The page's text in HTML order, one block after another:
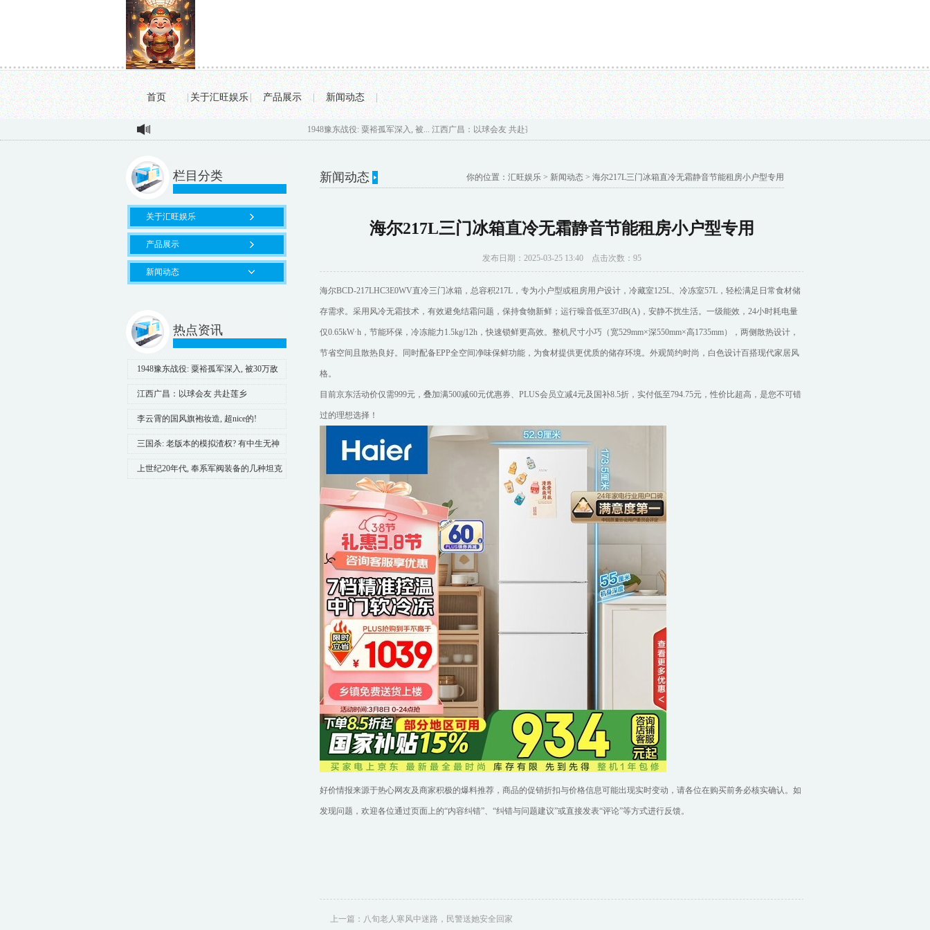
首页 | 关于汇旺娱乐| 产品展示 | 新闻动态 |
1948豫东战役: 粟裕孤军深入, 被... 江西广昌：以球会友 共赴莲乡...
栏目分类
关于汇旺娱乐
产品展示
新闻动态
热点资讯
1948豫东战役: 粟裕孤军深入, 被30万敌
军包
江西广昌：以球会友 共赴莲乡
李云霄的国风旗袍妆造, 超nice的!
三国杀: 老版本的模拟渣权? 有中生无神
上世纪20年代, 奉系军阀装备的几种坦克
新闻动态 你的位置：汇旺娱乐 > 新闻动态 > 海尔217L三门冰箱直冷无霜静音节能租房小户型专用
海尔217L三门冰箱直冷无霜静音节能租房小户型专用
发布日期：2025-03-25 13:40 点击次数：95
海尔BCD-217LHC3E0WV直冷三门冰箱，总容积217L，专为小户型或租房用户设计，冷藏室125L、冷冻室57L，轻松满足日常食材储
存需求。采用风冷无霜技术，有效避免结霜问题，保持食物新鲜；运行噪音低至37dB(A)，安静不扰生活。一级能效，24小时耗电量
仅0.65kW·h，节能环保，冷冻能力1.5kg/12h，快速锁鲜更高效。整机尺寸小巧（宽529mm×深550mm×高1735mm），两侧散热设计，
节省空间且散热良好。同时配备EPP全空间净味保鲜功能，为食材提供更优质的储存环境。外观简约时尚，白色设计百搭现代家居风
格。
目前京东活动价仅需999元，叠加满500减60元优惠券、PLUS会员立减4元及国补8.5折，实付低至794.75元，性价比超高，是您不可错
过的理想选择！
好价情报来源于热心网友及商家积极的爆料推荐，商品的促销折扣与价格信息可能出现实时变动，请各位在购买前务必核实确认。如
发现问题，欢迎各位通过页面上的“内容纠错”、“纠错与问题建议”或直接发表“评论”等方式进行反馈。
上一篇： 八旬老人寒风中迷路，民警送她安全回家